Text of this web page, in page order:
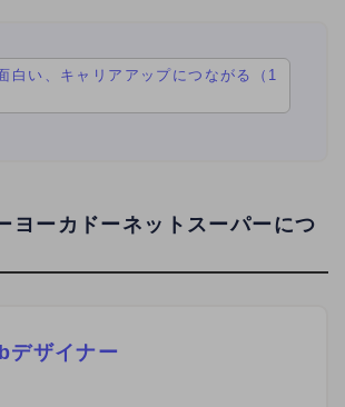
白い、キャリアアップにつながる（1
ヨーカドーネットスーパーにつ
デザイナー